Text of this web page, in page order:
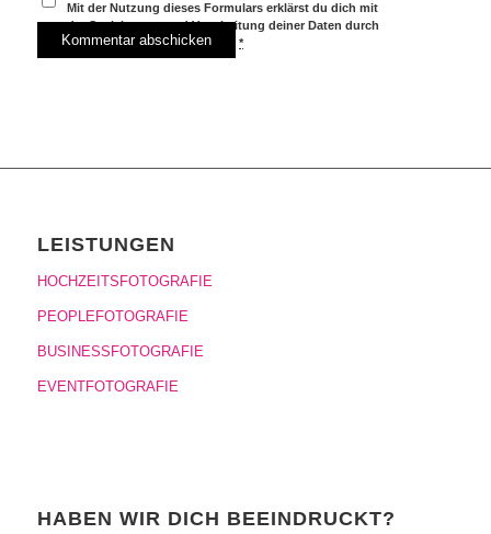
Mit der Nutzung dieses Formulars erklärst du dich mit
der Speicherung und Verarbeitung deiner Daten durch
diese Website einverstanden.*
LEISTUNGEN
HOCHZEITSFOTOGRAFIE
PEOPLEFOTOGRAFIE
BUSINESSFOTOGRAFIE
EVENTFOTOGRAFIE
HABEN WIR DICH BEEINDRUCKT?